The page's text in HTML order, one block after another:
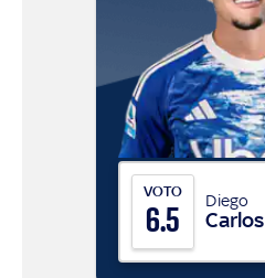
VOTO
6.5 Diego
Carlos